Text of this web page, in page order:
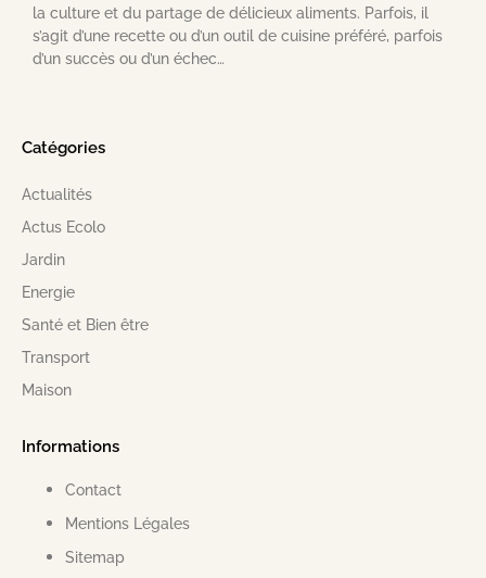
la culture et du partage de délicieux aliments. Parfois, il
s’agit d’une recette ou d’un outil de cuisine préféré, parfois
d’un succès ou d’un échec…
Catégories
Actualités
Actus Ecolo
Jardin
Energie
Santé et Bien être
Transport
Maison
Informations
Contact
Mentions Légales
Sitemap